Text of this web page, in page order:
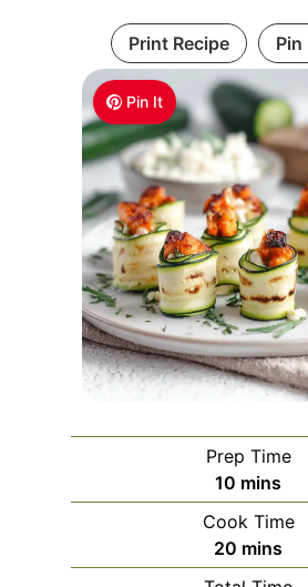
Pin It
Print Recipe Pin
Prep Time
10 m
i
n
u
mins
Cook Time
20 m
i
mins